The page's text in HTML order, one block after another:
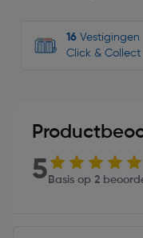
16 Vestigingen
Click & Collect
5 Basis op 2